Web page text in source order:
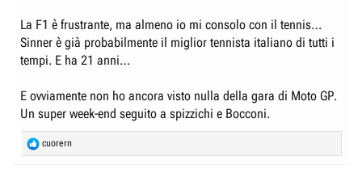
La F1 è frustrante, ma almeno io mi consolo con il tennis…
Sinner è già probabilmente il miglior tennista italiano di tutti i
tempi. E ha 21 anni…
E ovviamente non ho ancora visto nulla della gara di Moto GP.
Un super week-end seguito a spizzichi e Bocconi.
R
e
cuorern